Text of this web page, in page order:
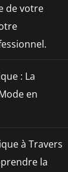
de votre
: La
en
à Travers
la